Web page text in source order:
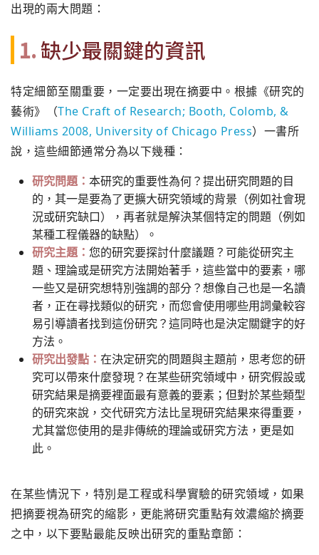
出現的兩大問題：
1.缺少最關鍵的資訊
特定細節至關重要，一定要出現在摘要中。根據《研究的
藝術》（The Craft of Research; Booth, Colomb, &
Williams 2008, University of Chicago Press）一書所
說，這些細節通常分為以下幾種：
研究問題： 本研究的重要性為何？提出研究問題的目
的，其一是要為了更擴大研究領域的背景（例如社會現
況或研究缺口），再者就是解決某個特定的問題（例如
某種工程儀器的缺點）。
研究主題： 您的研究要探討什麼議題？可能從研究主
題、理論或是研究方法開始著手，這些當中的要素，哪
一些又是研究想特別強調的部分？想像自己也是一名讀
者，正在尋找類似的研究，而您會使用哪些用詞彙較容
易引導讀者找到這份研究？這同時也是決定關鍵字的好
方法。
研究出發點： 在決定研究的問題與主題前，思考您的研
究可以帶來什麼發現？在某些研究領域中，研究假設或
研究結果是摘要裡面最有意義的要素；但對於某些類型
的研究來說，交代研究方法比呈現研究結果來得重要，
尤其當您使用的是非傳統的理論或研究方法，更是如
此。
在某些情況下，特別是工程或科學實驗的研究領域，如果
把摘要視為研究的縮影，更能將研究重點有效濃縮於摘要
之中，以下要點最能反映出研究的重點章節：